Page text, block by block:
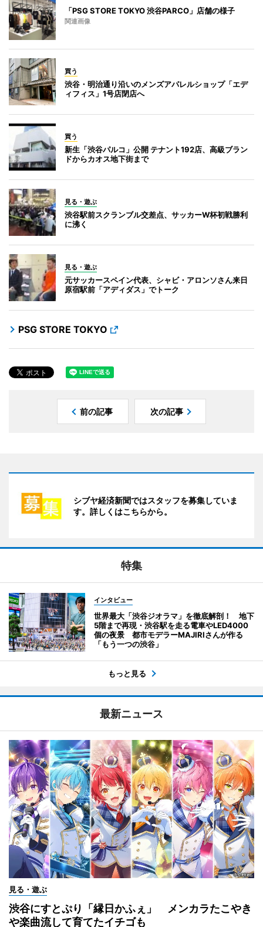
「PSG STORE TOKYO 渋谷PARCO」店舗の様子
関連画像
買う
渋谷・明治通り沿いのメンズアパレルショップ「エデ
ィフィス」1号店閉店へ
買う
新生「渋谷パルコ」公開 テナント192店、高級ブラン
ドからカオス地下街まで
見る・遊ぶ
渋谷駅前スクランブル交差点、サッカーW杯初戦勝利
に沸く
見る・遊ぶ
元サッカースペイン代表、シャビ・アロンソさん来日
原宿駅前「アディダス」でトーク
PSG STORE TOKYO
前の記事 次の記事
シブヤ経済新聞ではスタッフを募集していま
す。詳しくはこちらから。
特集
インタビュー
世界最大「渋谷ジオラマ」を徹底解剖！ 地下
5階まで再現・渋谷駅を走る電車やLED4000
個の夜景 都市モデラーMAJIRIさんが作る
「もう一つの渋谷」
もっと見る
最新ニュース
見る・遊ぶ
渋谷にすとぷり「縁日かふぇ」 メンカラたこやき
や楽曲流して育てたイチゴも